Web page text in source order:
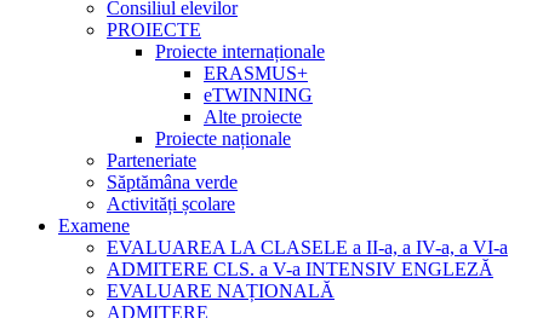
Consiliul elevilor
PROIECTE
Proiecte internaționale
ERASMUS+
eTWINNING
Alte proiecte
Proiecte naționale
Parteneriate
Săptămâna verde
Activități școlare
Examene
EVALUAREA LA CLASELE a II-a, a IV-a, a VI-a
ADMITERE CLS. a V-a INTENSIV ENGLEZĂ
EVALUARE NAȚIONALĂ
ADMITERE